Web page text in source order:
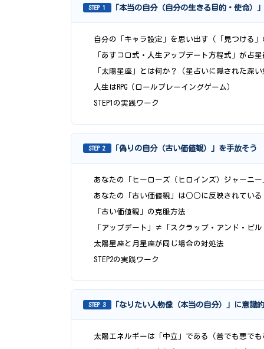
STEP 1 「本当の自分（自分の生きる目的・使命）
自分の「キャラ設定」を思い出す（「見つける
「あすコロ式・人生アップデート方程式」が占
「太陽星座」とは何か？（星占いに隠された深
人生はRPG（ロールプレーイングゲーム）
STEP1の実践ワーク
STEP 2 「偽りの自分（古い価値観）」を手放そう
あなたの「ヒーローズ（ヒロインズ）ジャーニ
あなたの「古い価値観」は○○に反映されている
「古い価値観」の克服方法
「アップデート」≠「スクラップ・アンド・ビル
太陽星座と月星座が同じ場合の対処法
STEP2の実践ワーク
STEP 3 「なりたい人物像（本当の自分）」に意識
太陽エネルギーは「中立」である（善でも悪でも